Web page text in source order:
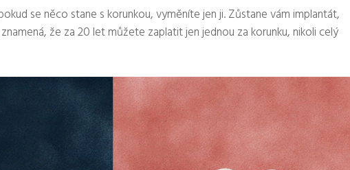
se něco stane s korunkou, vyměníte jen ji. Zůstane vám implantát,
že za 20 let můžete zaplatit jen jednou za korunku, nikoli celý